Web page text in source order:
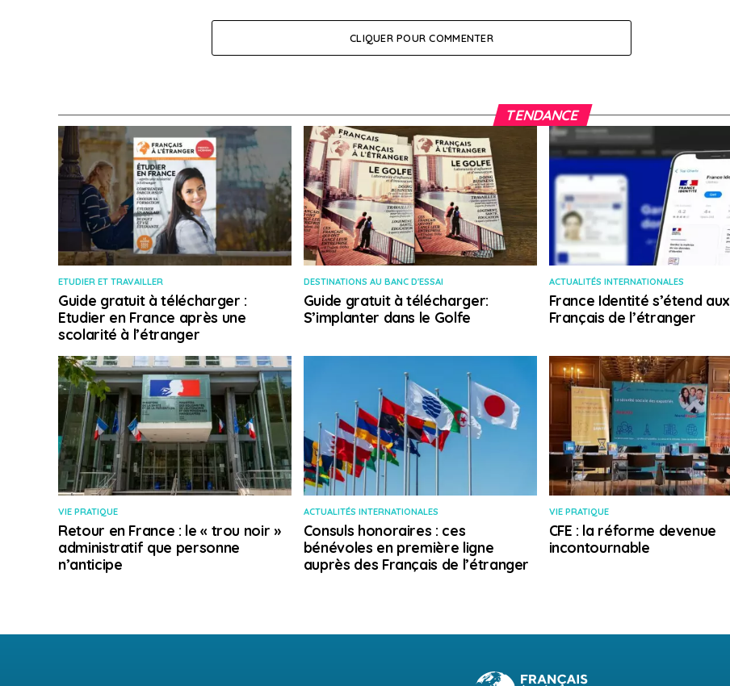
CLIQUER POUR COMMENTER
TENDANCE
ETUDIER ET TRAVAILLER
Guide gratuit à télécharger :
Etudier en France après une
scolarité à l’étranger
DESTINATIONS AU BANC D'ESSAI
Guide gratuit à télécharger:
S’implanter dans le Golfe
ACTUALITÉS INTERNATIONALES
France Identité s’étend aux
Français de l’étranger
VIE PRATIQUE
Retour en France : le « trou noir »
administratif que personne
n’anticipe
ACTUALITÉS INTERNATIONALES
Consuls honoraires : ces
bénévoles en première ligne
auprès des Français de l’étranger
VIE PRATIQUE
CFE : la réforme devenue
incontournable